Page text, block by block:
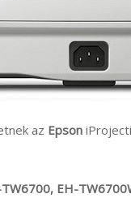
az Epson
EH-